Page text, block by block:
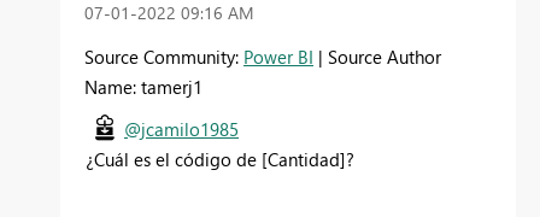
‎07-01-2022 09:16 AM
Source Community: Power BI | Source Author
Name: tamerj1
@jcamilo1985
¿Cuál es el código de [Cantidad]?